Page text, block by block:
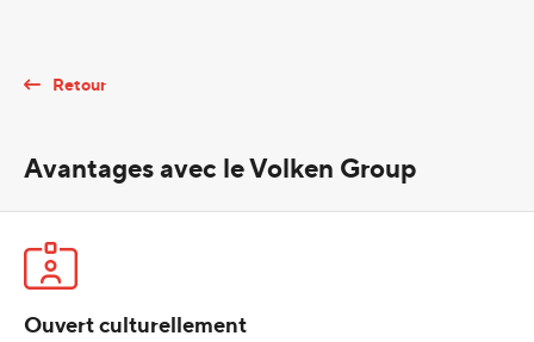
Retour
Avantages avec le Volken Group
Ouvert culturellement